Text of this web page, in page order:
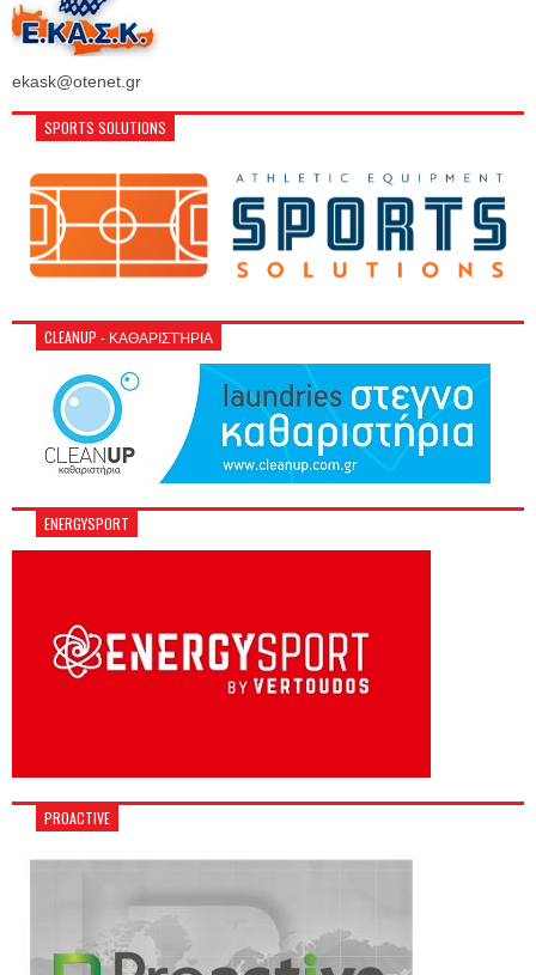
ekask@otenet.gr
SPORTS SOLUTIONS
CLEANUP - ΚΑΘΑΡΙΣΤΉΡΙΑ
ENERGYSPORT
PROACTIVE